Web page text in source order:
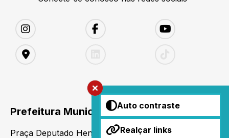
Auto contraste
Realçar links
Prefeitura Municipal de Carinhanha
Praça Deputado Henrique Brito, 344, Centro -